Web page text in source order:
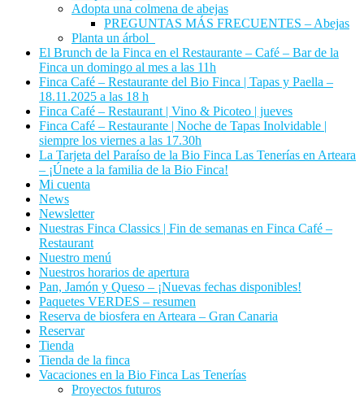
Adopta una colmena de abejas
PREGUNTAS MÁS FRECUENTES – Abejas
Planta un árbol
El Brunch de la Finca en el Restaurante – Café – Bar de la
Finca un domingo al mes a las 11h
Finca Café – Restaurante del Bio Finca | Tapas y Paella –
18.11.2025 a las 18 h
Finca Café – Restaurant | Vino & Picoteo | jueves
Finca Café – Restaurante | Noche de Tapas Inolvidable |
siempre los viernes a las 17.30h
La Tarjeta del Paraíso de la Bio Finca Las Tenerías en Arteara
– ¡Únete a la familia de la Bio Finca!
Mi cuenta
News
Newsletter
Nuestras Finca Classics | Fin de semanas en Finca Café –
Restaurant
Nuestro menú
Nuestros horarios de apertura
Pan, Jamón y Queso – ¡Nuevas fechas disponibles!
Paquetes VERDES – resumen
Reserva de biosfera en Arteara – Gran Canaria
Reservar
Tienda
Tienda de la finca
Vacaciones en la Bio Finca Las Tenerías
Proyectos futuros